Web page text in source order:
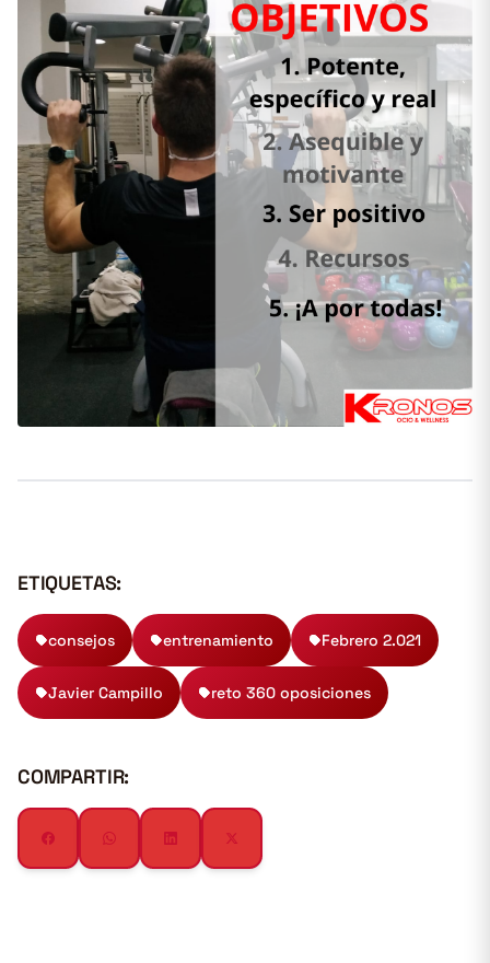
ETIQUETAS:
consejos entrenamiento Febrero 2.021
Javier Campillo reto 360 oposiciones
COMPARTIR: